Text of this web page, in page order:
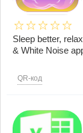
Sleep better,
& White Noise
QR-код